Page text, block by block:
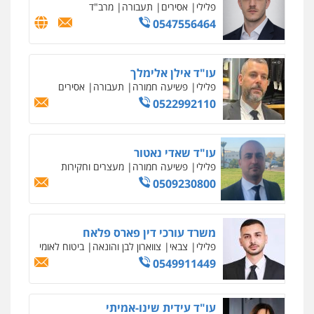
פלילי אסירים תעבורה מרב"ד
0547556464
עו"ד אילן אלימלך
פלילי פשיעה חמורה תעבורה אסירים
0522992110
עו"ד שאדי נאטור
פלילי פשיעה חמורה מעצרים וחקירות
0509230800
משרד עורכי דין פארס פלאח
פלילי צבאי צווארון לבן והונאה ביטוח לאומי
0549911449
עו"ד עידית שינו-אמיתי